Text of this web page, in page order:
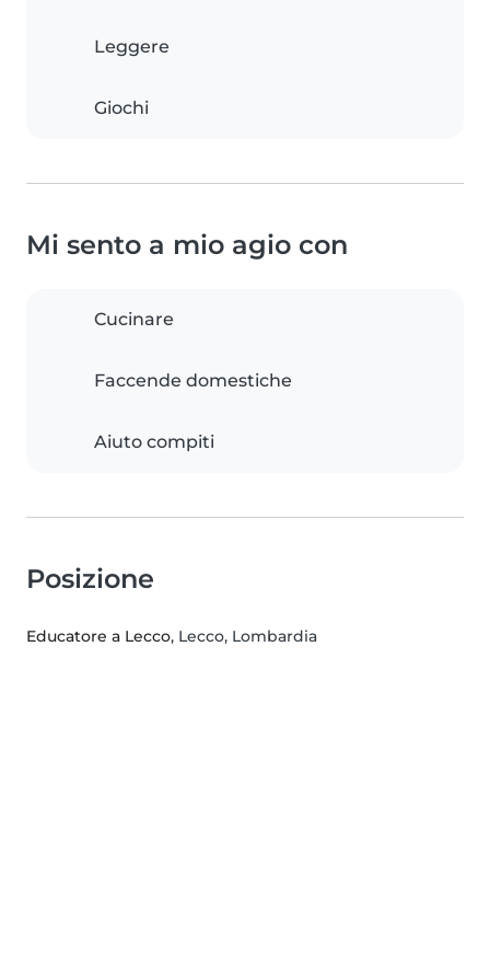
Leggere
Giochi
Mi sento a mio agio con
Cucinare
Faccende domestiche
Aiuto compiti
Posizione
Educatore a Lecco, Lecco, Lombardia